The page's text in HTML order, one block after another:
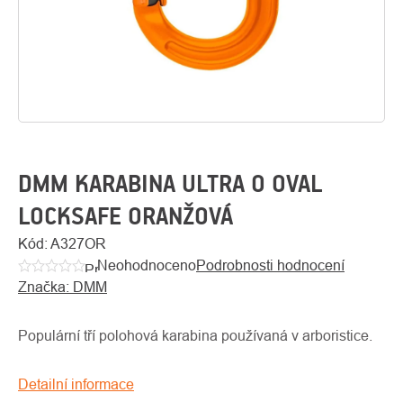
DMM KARABINA ULTRA O OVAL
LOCKSAFE ORANŽOVÁ
Kód: A327OR
Průměrné
hodnocení
je
z
NeohodnocenoPodrobnosti hodnocení
Značka: DMM
Populární tří polohová karabina používaná v arboristice.
Detailní informace